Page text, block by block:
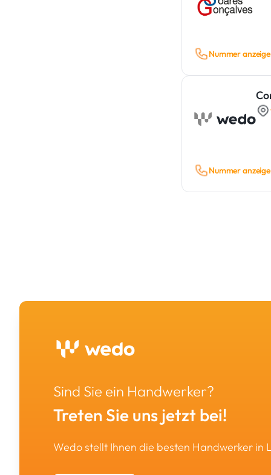
Nummer
Nummer
Sind Sie ein Handwerker?
Treten Sie uns jetzt bei!
Wedo stellt Ihnen die besten Handwerker in